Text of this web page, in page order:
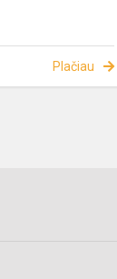
Plačiau